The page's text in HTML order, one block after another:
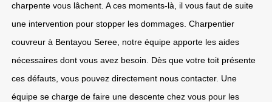
charpente vous lâchent. A ces moments-là, il vous faut de suite
une intervention pour stopper les dommages. Charpentier
couvreur à Bentayou Seree, notre équipe apporte les aides
nécessaires dont vous avez besoin. Dès que votre toit présente
ces défauts, vous pouvez directement nous contacter. Une
équipe se charge de faire une descente chez vous pour les